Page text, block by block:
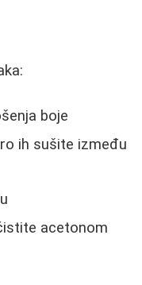
boje
ih sušite između
acetonom